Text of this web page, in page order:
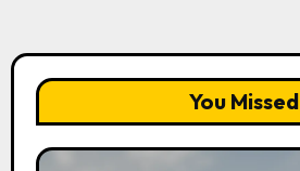
You Missed